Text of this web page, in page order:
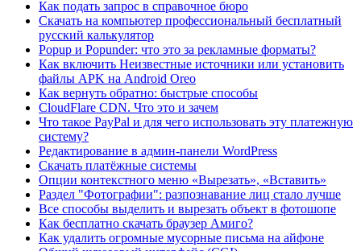
Как подать запрос в справочное бюро
Скачать на компьютер профессиональный бесплатный
русский калькулятор
Popup и Popunder: что это за рекламные форматы?
Как включить Неизвестные источники или установить
файлы APK на Android Oreo
Как вернуть обратно: быстрые способы
CloudFlare CDN. Что это и зачем
Что такое PayPal и для чего использовать эту платежную
систему?
Редактирование в админ-панели WordPress
Скачать платёжные системы
Опции контекстного меню «Вырезать», «Вставить»
Раздел "Фотографии": разпознавание лиц стало лучше
Все способы выделить и вырезать объект в фотошопе
Как бесплатно скачать браузер Амиго?
Как удалить огромные мусорные письма на айфоне